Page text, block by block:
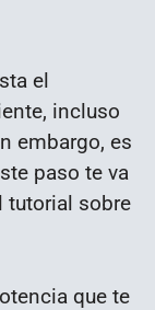
el
incluso
embargo, es
paso te va
tutorial sobre
que te